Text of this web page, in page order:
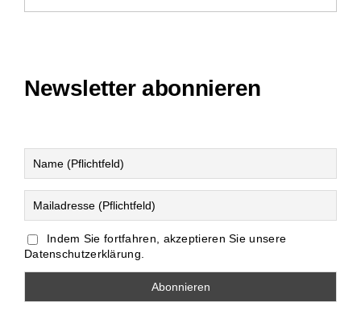
Newsletter abonnieren
Indem Sie fortfahren, akzeptieren Sie unsere
Datenschutzerklärung.